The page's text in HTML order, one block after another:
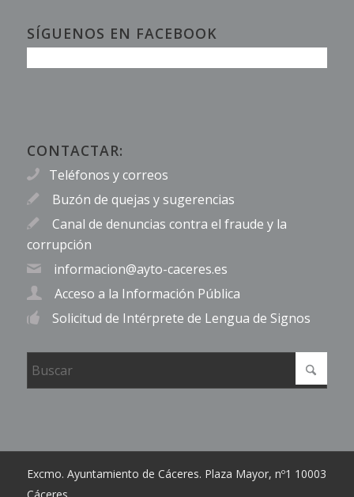
SÍGUENOS EN FACEBOOK
CONTACTAR:
Teléfonos y correos
Buzón de quejas y sugerencias
Canal de denuncias contra el fraude y la
corrupción
informacion@ayto-caceres.es
Acceso a la Información Pública
Solicitud de Intérprete de Lengua de Signos
Excmo. Ayuntamiento de Cáceres. Plaza Mayor, nº1 10003